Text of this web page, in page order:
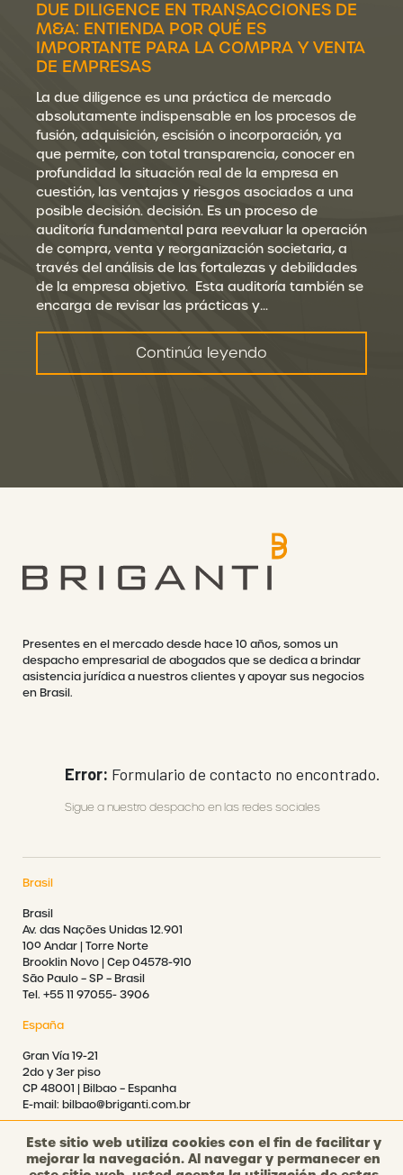
DUE DILIGENCE EN TRANSACCIONES DE
M&A: ENTIENDA POR QUÉ ES
IMPORTANTE PARA LA COMPRA Y VENTA
DE EMPRESAS
La due diligence es una práctica de mercado
absolutamente indispensable en los procesos de
fusión, adquisición, escisión o incorporación, ya
que permite, con total transparencia, conocer en
profundidad la situación real de la empresa en
cuestión, las ventajas y riesgos asociados a una
posible decisión. decisión. Es un proceso de
auditoría fundamental para reevaluar la operación
de compra, venta y reorganización societaria, a
través del análisis de las fortalezas y debilidades
de la empresa objetivo. Esta auditoría también se
encarga de revisar las prácticas y…
Continúa leyendo
Presentes en el mercado desde hace 10 años, somos un
despacho empresarial de abogados que se dedica a brindar
asistencia jurídica a nuestros clientes y apoyar sus negocios
en Brasil.
Error: Formulario de contacto no encontrado.
Sigue a nuestro despacho en las redes sociales
Brasil
Brasil
Av. das Nações Unidas 12.901
10º Andar | Torre Norte
Brooklin Novo | Cep 04578-910
São Paulo – SP – Brasil
Tel. +55 11 97055- 3906
España
Gran Vía 19-21
2do y 3er piso
CP 48001 | Bilbao – Espanha
E-mail: bilbao@briganti.com.br
Este sitio web utiliza cookies con el fin de facilitar y
mejorar la navegación. Al navegar y permanecer en